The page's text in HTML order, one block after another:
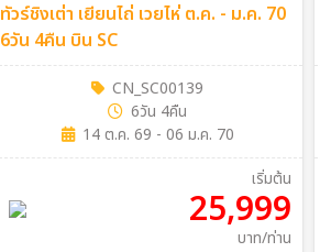
ทัวร์ชิงเต่า เยียนไถ่ เวยไห่ ต.ค. - ม.ค. 70
6วัน 4คืน บิน SC
CN_SC00139
6วัน 4คืน
14 ต.ค. 69 - 06 ม.ค. 70
เริ่มต้น
25,999
บาท/ท่าน